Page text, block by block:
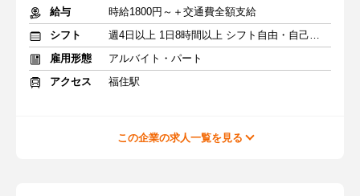
給与
時給1800円～＋交通費全額支給
シフト
週4日以上 1日8時間以上 シフト自由・自己申告
雇用形態
アルバイト・パート
アクセス
福住駅
この企業の求人一覧を見る